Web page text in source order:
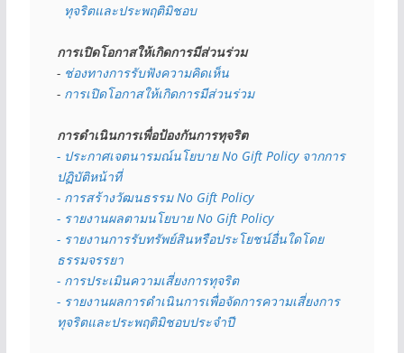
  ทุจริตและประพฤติมิชอบ
การเปิดโอกาสให้เกิดการมีส่วนร่วม
- ช่องทางการรับฟังความคิดเห็น
- การเปิดโอกาสให้เกิดการมีส่วนร่วม
การดำเนินการเพื่อป้องกันการทุจริต
- ประกาศเจตนารมณ์นโยบาย No Gift Policy จากการ
ปฏิบัติหน้าที่
- การสร้างวัฒนธรรม No Gift Policy
- รายงานผลตามนโยบาย No Gift Policy
- รายงานการรับทรัพย์สินหรือประโยชน์อื่นใดโดย
ธรรมจรรยา
- การประเมินความเสี่ยงการทุจริต
- รายงานผลการดำเนินการเพื่อจัดการความเสี่ยงการ
ทุจริตและประพฤติมิชอบประจำปี